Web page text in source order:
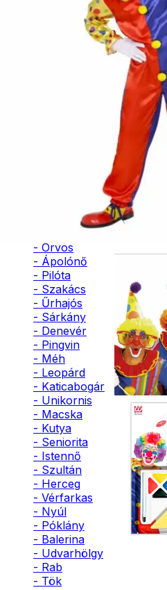
- Robin Hood
- Pán Péter
- Super Mario
- Orvos
- Ápolónő
- Pilóta
- Szakács
- Űrhajós
- Sárkány
- Denevér
- Pingvin
- Méh
- Leopárd
- Katicabogár
- Unikornis
- Macska
- Kutya
- Seniorita
- Istennő
- Szultán
- Herceg
- Vérfarkas
- Nyúl
- Póklány
- Balerina
- Udvarhölgy
- Rab
- Tök